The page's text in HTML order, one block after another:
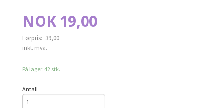
Tilbud
NOK 19,00
Førpris: 39,00
Rabatt
inkl. mva.
På lager: 42 stk.
Antall